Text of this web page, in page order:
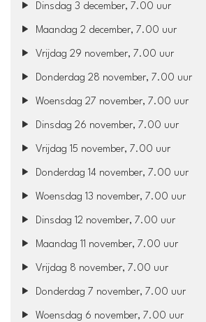
Dinsdag 3 december, 7.00 uur
Maandag 2 december, 7.00 uur
Vrijdag 29 november, 7.00 uur
Donderdag 28 november, 7.00 uur
Woensdag 27 november, 7.00 uur
Dinsdag 26 november, 7.00 uur
Vrijdag 15 november, 7.00 uur
Donderdag 14 november, 7.00 uur
Woensdag 13 november, 7.00 uur
Dinsdag 12 november, 7.00 uur
Maandag 11 november, 7.00 uur
Vrijdag 8 november, 7.00 uur
Donderdag 7 november, 7.00 uur
Woensdag 6 november, 7.00 uur